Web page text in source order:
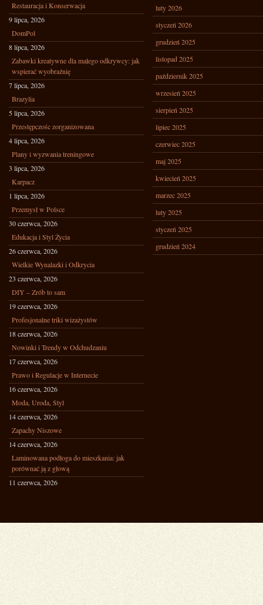
Restauracja i Konserwacja
9 lipca, 2026
DomPol
8 lipca, 2026
Zabawki kreatywne dla małego odkrywcy: jak
wspierać wyobraźnię
7 lipca, 2026
Brazylia
5 lipca, 2026
Przestępczośc zorganizowana
4 lipca, 2026
Plany i wyzwania treningowe
3 lipca, 2026
Karpacz
1 lipca, 2026
Przemysł w Polsce
30 czerwca, 2026
Edukacja i Styl Życia
26 czerwca, 2026
Wielkie Wynalazki i Odkrycia
23 czerwca, 2026
DIY – Zrób to sam
19 czerwca, 2026
Profesjonalne triki wizażystów
18 czerwca, 2026
Nowinki i Trendy w Odchudzaniu
17 czerwca, 2026
Prawo i Regulacje w Internecie
16 czerwca, 2026
Moda, Uroda, Styl
14 czerwca, 2026
Zapachy Niszowe
14 czerwca, 2026
Laminowana podłoga do mieszkania: jak
porównać ją z głową
11 czerwca, 2026
luty 2026
styczeń 2026
grudzień 2025
listopad 2025
październik 2025
wrzesień 2025
sierpień 2025
lipiec 2025
czerwiec 2025
maj 2025
kwiecień 2025
marzec 2025
luty 2025
styczeń 2025
grudzień 2024